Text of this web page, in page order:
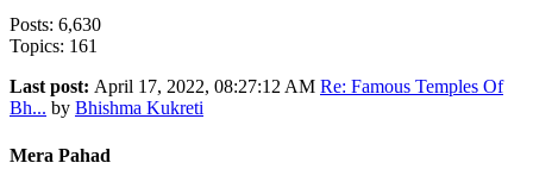
Posts: 6,630
Topics: 161
Last post: April 17, 2022, 08:27:12 AM Re: Famous Temples Of
Bh... by Bhishma Kukreti
Mera Pahad